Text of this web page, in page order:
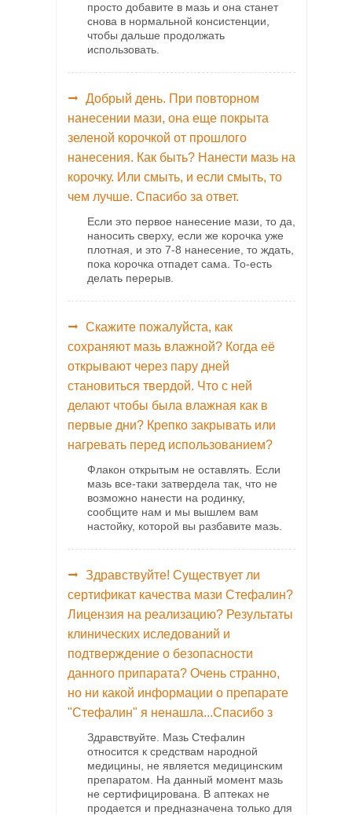
просто добавите в мазь и она станет
снова в нормальной консистенции,
чтобы дальше продолжать
использовать.
Добрый день. При повторном
нанесении мази, она еще покрыта
зеленой корочкой от прошлого
нанесения. Как быть? Нанести мазь на
корочку. Или смыть, и если смыть, то
чем лучше. Спасибо за ответ.
Если это первое нанесение мази, то да,
наносить сверху, если же корочка уже
плотная, и это 7-8 нанесение, то ждать,
пока корочка отпадет сама. То-есть
делать перерыв.
Скажите пожалуйста, как
сохраняют мазь влажной? Когда её
открывают через пару дней
становиться твердой. Что с ней
делают чтобы была влажная как в
первые дни? Крепко закрывать или
нагревать перед использованием?
Флакон открытым не оставлять. Если
мазь все-таки затвердела так, что не
возможно нанести на родинку,
сообщите нам и мы вышлем вам
настойку, которой вы разбавите мазь.
Здравствуйте! Существует ли
сертификат качества мази Стефалин?
Лицензия на реализацию? Результаты
клинических иследований и
подтверждение о безопасности
данного припарата? Очень странно,
но ни какой информации о препарате
"Стефалин" я ненашла...Спасибо з
Здравствуйте. Мазь Стефалин
относится к средствам народной
медицины, не является медицинским
препаратом. На данный момент мазь
не сертифицирована. В аптеках не
продается и предназначена только для